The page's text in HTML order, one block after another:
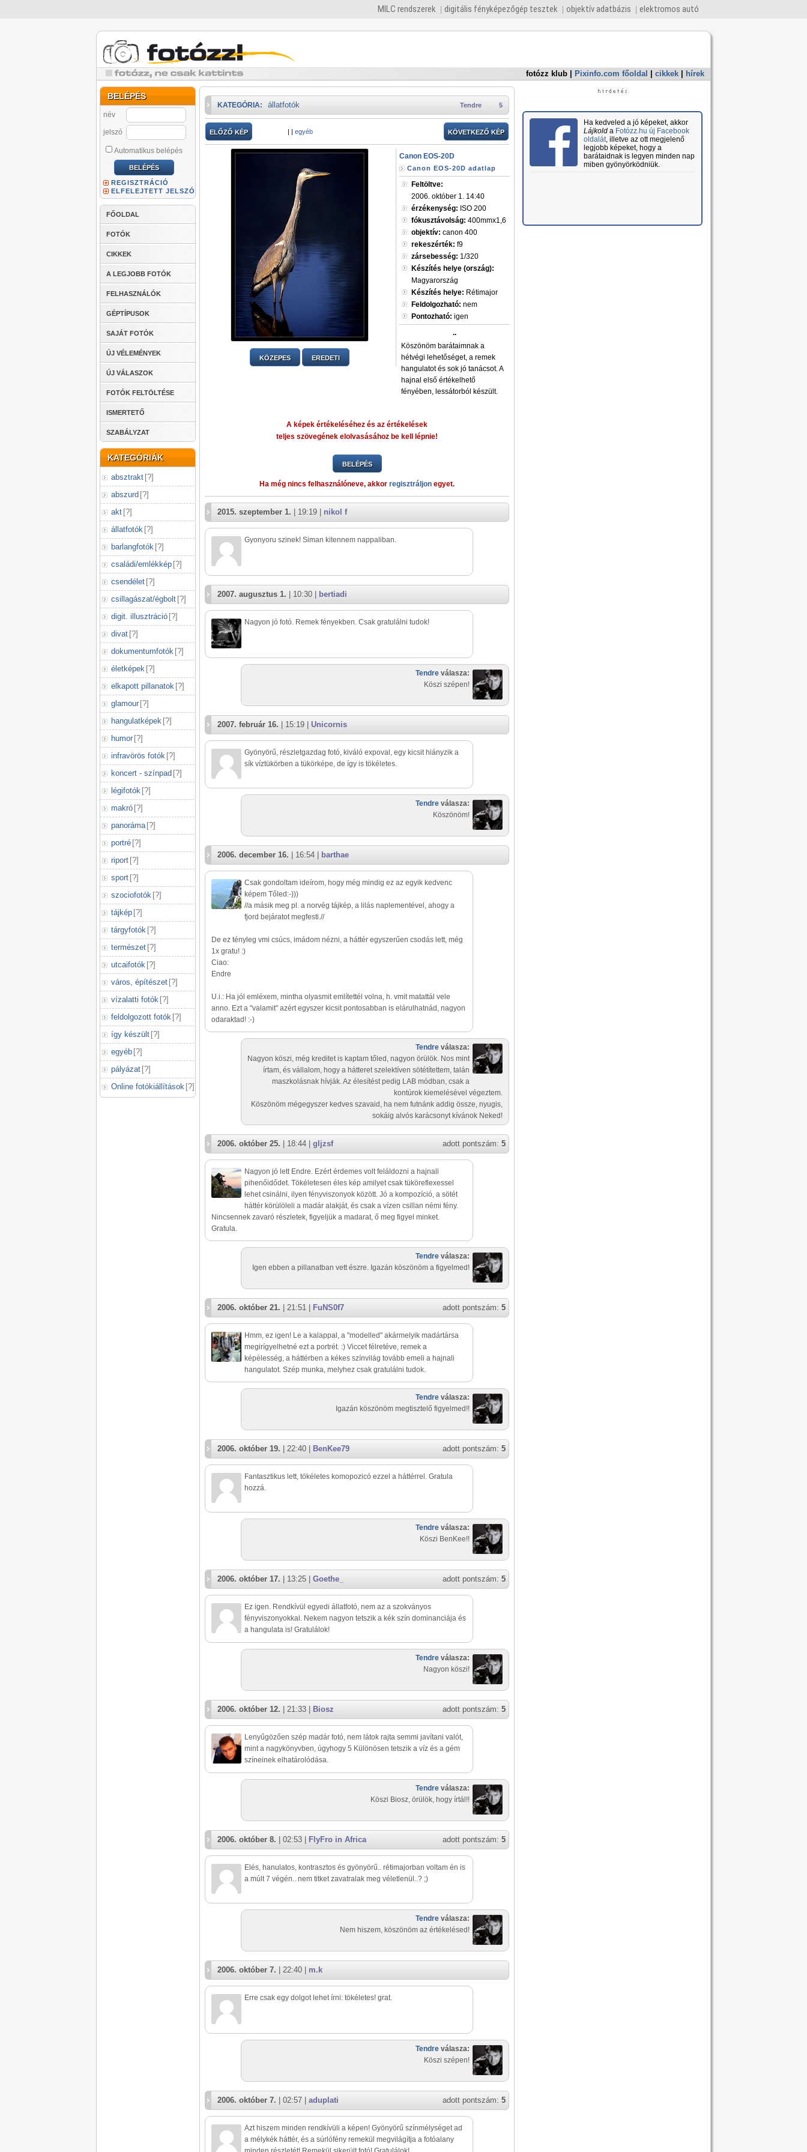
MILC rendszerek digitális fényképezőgép tesztek objektív adatbázis elektromos autó
fotózz klub Pixinfo.com főoldal cikkek hírek
BELÉPÉS
név
jelszó
Automatikus belépés
REGISZTRÁCIÓ
ELFELEJTETT JELSZÓ
FŐOLDAL
FOTÓK
CIKKEK
A LEGJOBB FOTÓK
FELHASZNÁLÓK
GÉPTÍPUSOK
SAJÁT FOTÓK
ÚJ VÉLEMÉNYEK
ÚJ VÁLASZOK
FOTÓK FELTÖLTÉSE
ISMERTETŐ
SZABÁLYZAT
KATEGÓRIÁK
absztrakt [?]
abszurd [?]
akt [?]
állatfotók [?]
barlangfotók [?]
családi/emlékkép [?]
csendélet [?]
csillagászat/égbolt [?]
digit. illusztráció [?]
divat [?]
dokumentumfotók [?]
életképek [?]
elkapott pillanatok [?]
glamour [?]
hangulatképek [?]
humor [?]
infravörös fotók [?]
koncert - színpad [?]
légifotók [?]
makró [?]
panoráma [?]
portré [?]
riport [?]
sport [?]
szociofotók [?]
tájkép [?]
tárgyfotók [?]
természet [?]
utcaifotók [?]
város, építészet [?]
vízalatti fotók [?]
feldolgozott fotók [?]
így készült [?]
egyéb [?]
pályázat [?]
Online fotókiállítások [?]
5
Tendre
KATEGÓRIA: állatfotók
ELŐZŐ KÉP | | egyéb KÖVETKEZŐ KÉP
KÖZEPES EREDETI
Canon EOS-20D
Canon EOS-20D adatlap
Feltöltve:
2006. október 1. 14:40
érzékenység: ISO 200
fókusztávolság: 400mmx1,6
objektív: canon 400
rekeszérték: f9
zársebesség: 1/320
Készítés helye (ország):
Magyarország
Készítés helye: Rétimajor
Feldolgozható: nem
Pontozható: igen
..
Köszönöm barátaimnak a
hétvégi lehetőséget, a remek
hangulatot és sok jó tanácsot. A
hajnal első értékelhető
fényében, lessátorból készült.
A képek értékeléséhez és az értékelések
teljes szövegének elolvasásához be kell lépnie!
BELÉPÉS
Ha még nincs felhasználóneve, akkor regisztráljon egyet.
2015. szeptember 1. | 19:19 | nikol f
Gyonyoru szinek! Siman kitennem nappaliban.
2007. augusztus 1. | 10:30 | bertiadi
Nagyon jó fotó. Remek fényekben. Csak gratulálni tudok!
Tendre válasza:
Köszi szépen!
2007. február 16. | 15:19 | Unicornis
Gyönyörű, részletgazdag fotó, kiváló expoval, egy kicsit hiányzik a
sík víztükörben a tükörképe, de így is tökéletes.
Tendre válasza:
Köszönöm!
2006. december 16. | 16:54 | barthae
Csak gondoltam ideírom, hogy még mindig ez az egyik kedvenc
képem Tőled:-)))
//a másik meg pl. a norvég tájkép, a lilás naplementével, ahogy a
fjord bejáratot megfesti.//
De ez tényleg vmi csúcs, imádom nézni, a háttér egyszerűen csodás lett, még
1x gratu! :)
Ciao:
Endre
U.i.: Ha jól emléxem, mintha olyasmit említettél volna, h. vmit matattál vele
anno. Ezt a "valamit" azért egyszer kicsit pontosabban is elárulhatnád, nagyon
odaraktad! :-)
Tendre válasza:
Nagyon köszi, még kreditet is kaptam tőled, nagyon örülök. Nos mint
írtam, és vállalom, hogy a hátteret szelektíven sötétítettem, talán
maszkolásnak hívják. Az élesítést pedig LAB módban, csak a
kontúrok kiemelésével végeztem.
Köszönöm mégegyszer kedves szavaid, ha nem futnánk addig össze, nyugis,
sokáig alvós karácsonyt kívánok Neked!
adott pontszám: 5
2006. október 25. | 18:44 | gljzsf
Nagyon jó lett Endre. Ezért érdemes volt feláldozni a hajnali
pihenőidődet. Tökéletesen éles kép amilyet csak tüköreflexessel
lehet csinálni, ilyen fényviszonyok között. Jó a kompozíció, a sötét
háttér körülöleli a madár alakját, és csak a vízen csillan némi fény.
Nincsennek zavaró részletek, figyeljük a madarat, ő meg figyel minket.
Gratula.
Tendre válasza:
Igen ebben a pillanatban vett észre. Igazán köszönöm a figyelmed!
adott pontszám: 5
2006. október 21. | 21:51 | FuNS0f7
Hmm, ez igen! Le a kalappal, a "modelled" akármelyik madártársa
megirígyelhetné ezt a portrét. :) Viccet félretéve, remek a
képélesség, a háttérben a kékes színvilág tovább emeli a hajnali
hangulatot. Szép munka, melyhez csak gratulálni tudok.
Tendre válasza:
Igazán köszönöm megtisztelő figyelmed!!
adott pontszám: 5
2006. október 19. | 22:40 | BenKee79
Fantasztikus lett, tökéletes komopozicó ezzel a háttérrel. Gratula
hozzá.
Tendre válasza:
Köszi BenKee!!
adott pontszám: 5
2006. október 17. | 13:25 | Goethe_
Ez igen. Rendkívül egyedi állatfotó, nem az a szokványos
fényviszonyokkal. Nekem nagyon tetszik a kék szín dominanciája és
a hangulata is! Gratulálok!
Tendre válasza:
Nagyon köszi!
adott pontszám: 5
2006. október 12. | 21:33 | Biosz
Lenyűgözően szép madár fotó, nem látok rajta semmi javítani valót,
mint a nagykönyvben, úgyhogy 5 Különösen tetszik a víz és a gém
színeinek elhatárolódása.
Tendre válasza:
Köszi Biosz, örülök, hogy írtál!!
adott pontszám: 5
2006. október 8. | 02:53 | FlyFro in Africa
Elés, hanulatos, kontrasztos és gyönyörű.. rétimajorban voltam én is
a múlt 7 végén.. nem titket zavatralak meg véletlenül..? ;)
Tendre válasza:
Nem hiszem, köszönöm az értékelésed!
2006. október 7. | 22:40 | m.k
Erre csak egy dolgot lehet írni: tökéletes! grat.
Tendre válasza:
Köszi szépen!
adott pontszám: 5
2006. október 7. | 02:57 | aduplati
Azt hiszem minden rendkívüli a képen! Gyönyörű színmélységet ad
a mélykék háttér, és a súrlófény remekül megvilágítja a fotóalany
Ha kedveled a jó képeket, akkor
Lájkolda Fotózz.hu új Facebook
oldalát, illetve az ott megjelenő
legjobb képeket, hogy a
barátaidnak is legyen minden nap
miben gyönyörködniük.